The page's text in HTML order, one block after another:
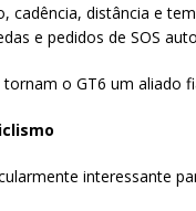
cadência, distância e
e pedidos de SOS
tornam o GT6 um aliado
interessante